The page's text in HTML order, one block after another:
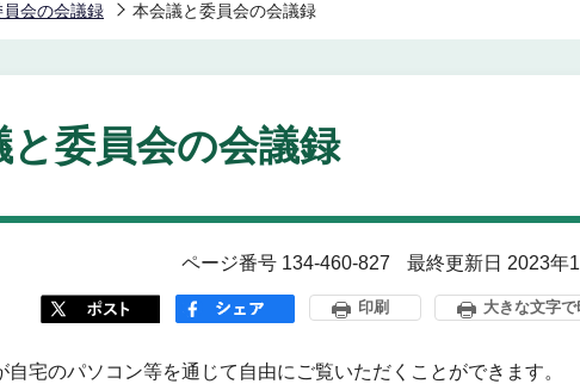
会の会議録 本会議と委員会の会議録
と委員会の会議録
ページ番号 134-460-827 最終更新日 2023年
印刷 大きな文字で
宅のパソコン等を通じて自由にご覧いただくことができます。